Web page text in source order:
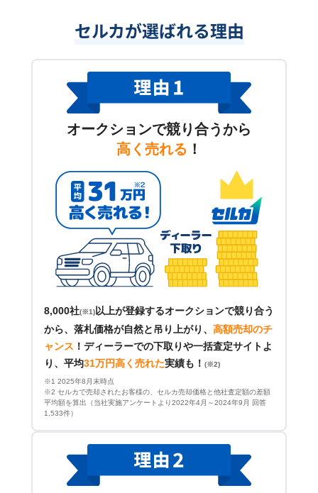
セルカが選ばれる理由
オークションで競り合うから
高く売れる ！
8,000社(※1) 以上が登録するオークションで競り合う
から、落札価格が自然と吊り上がり、 高額売却のチ
ャンス ！ ディーラーでの下取りや一括査定サイトよ
り、平均31万円高く売れた実績も！ (※2)
※1 2025年8月末時点
※2 セルカで売却されたお客様の、セルカ売却価格と他社査定額の差額
平均額を算出（当社実施アンケートより2022年4月～2024年9月 回答
1,533件）